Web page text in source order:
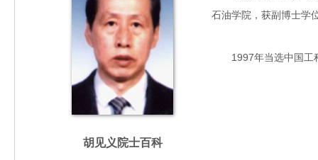
胡见义院士百科
石油学院，获副博士学
1997年当选中国工